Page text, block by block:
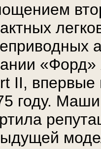
«Форд»
II,
году.